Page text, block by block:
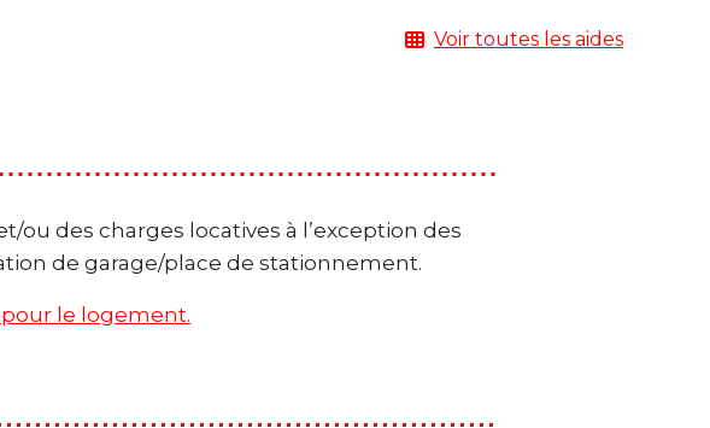
Voir toutes les aides
des charges locatives à l’exception des
de garage/place de stationnement.
le logement.